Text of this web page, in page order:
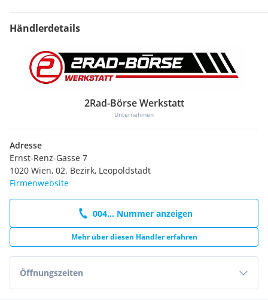
Händlerdetails
2Rad-Börse Werkstatt
Unternehmen
Adresse
Ernst-Renz-Gasse 7
1020 Wien, 02. Bezirk, Leopoldstadt
Firmenwebsite
004... Nummer anzeigen
Mehr über diesen Händler erfahren
Öffnungszeiten